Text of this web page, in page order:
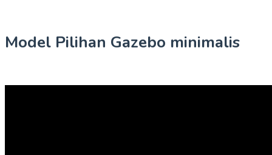
Model Pilihan Gazebo minimalis